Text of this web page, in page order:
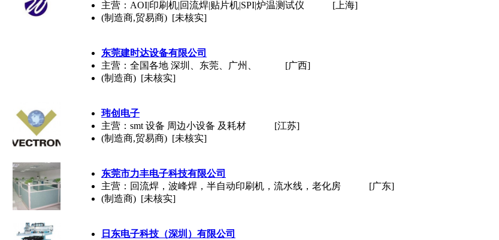
主营：AOI|印刷机|回流焊|贴片机|SPI|炉温测试仪
(制造商,贸易商) [未核实]
[上海]
东莞建时达设备有限公司
主营：全国各地 深圳、东莞、广州、
(制造商) [未核实]
[广西]
玮创电子
主营：smt 设备 周边小设备 及耗材
(制造商,贸易商) [未核实]
[江苏]
东莞市力丰电子科技有限公司
主营：回流焊，波峰焊，半自动印刷机，流水线，老化房
(制造商) [未核实]
[广东]
日东电子科技（深圳）有限公司